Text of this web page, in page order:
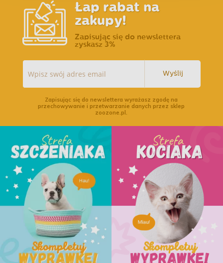
Łap rabat na
zakupy!
Zapisując się do newslettera
zyskasz 3%
Wyślij
Zapisując się do newslettera wyrażasz zgodę na
przechowywanie i przetwarzanie danych przez sklep
zoozone.pl.